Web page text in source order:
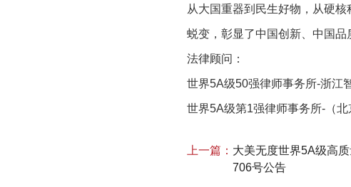
从大国重器到民生好物，从硬
蜕变，彰显了中国创新、中国品
法律顾问：
世界5A级50强律师事务所-浙江
世界5A级第1强律师事务所-（
上一篇： 大美无度世界5A级高
706号公告